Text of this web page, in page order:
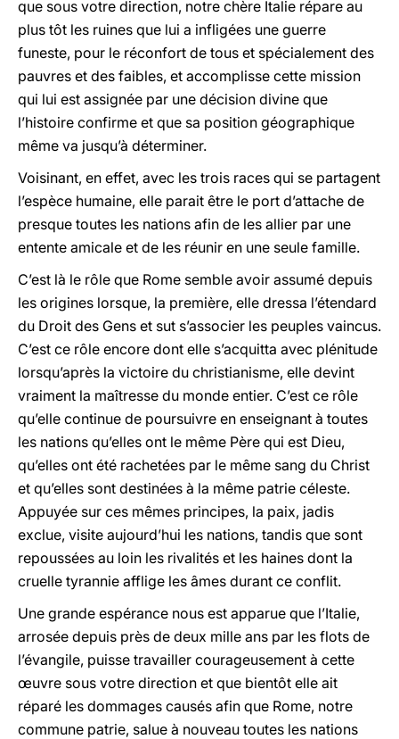
que sous votre direction, notre chère Italie répare au
plus tôt les ruines que lui a infligées une guerre
funeste, pour le réconfort de tous et spécialement des
pauvres et des faibles, et accomplisse cette mission
qui lui est assignée par une décision divine que
l’histoire confirme et que sa position géographique
même va jusqu’à déterminer.
Voisinant, en effet, avec les trois races qui se partagent
l’espèce humaine, elle parait être le port d’attache de
presque toutes les nations afin de les allier par une
entente amicale et de les réunir en une seule famille.
C’est là le rôle que Rome semble avoir assumé depuis
les origines lorsque, la première, elle dressa l’étendard
du Droit des Gens et sut s’associer les peuples vaincus.
C’est ce rôle encore dont elle s’acquitta avec plénitude
lorsqu’après la victoire du christianisme, elle devint
vraiment la maîtresse du monde entier. C’est ce rôle
qu’elle continue de poursuivre en enseignant à toutes
les nations qu’elles ont le même Père qui est Dieu,
qu’elles ont été rachetées par le même sang du Christ
et qu’elles sont destinées à la même patrie céleste.
Appuyée sur ces mêmes principes, la paix, jadis
exclue, visite aujourd’hui les nations, tandis que sont
repoussées au loin les rivalités et les haines dont la
cruelle tyrannie afflige les âmes durant ce conflit.
Une grande espérance nous est apparue que l’Italie,
arrosée depuis près de deux mille ans par les flots de
l’évangile, puisse travailler courageusement à cette
œuvre sous votre direction et que bientôt elle ait
réparé les dommages causés afin que Rome, notre
commune patrie, salue à nouveau toutes les nations